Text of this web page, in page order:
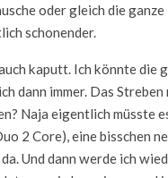
oder gleich die
schonender.
kaputt. Ich könnte die
dann immer. Das
Naja eigentlich müsste
2 Core), eine bisschen
Und dann werde ich